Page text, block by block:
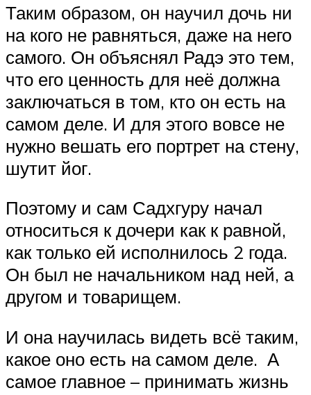
Таким образом, он научил дочь ни
на кого не равняться, даже на него
самого. Он объяснял Радэ это тем,
что его ценность для неё должна
заключаться в том, кто он есть на
самом деле. И для этого вовсе не
нужно вешать его портрет на стену,
шутит йог.
Поэтому и сам Садхгуру начал
относиться к дочери как к равной,
как только ей исполнилось 2 года.
Он был не начальником над ней, а
другом и товарищем.
И она научилась видеть всё таким,
какое оно есть на самом деле. А
самое главное – принимать жизнь